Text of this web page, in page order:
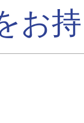
お